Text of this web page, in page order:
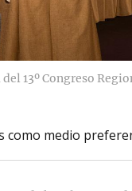
13º Congreso
como medio